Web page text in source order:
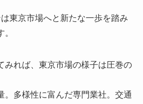
東京市場へと新たな一歩を踏み
みれば、東京市場の様子は圧巻の
。多様性に富んだ専門業社。交通